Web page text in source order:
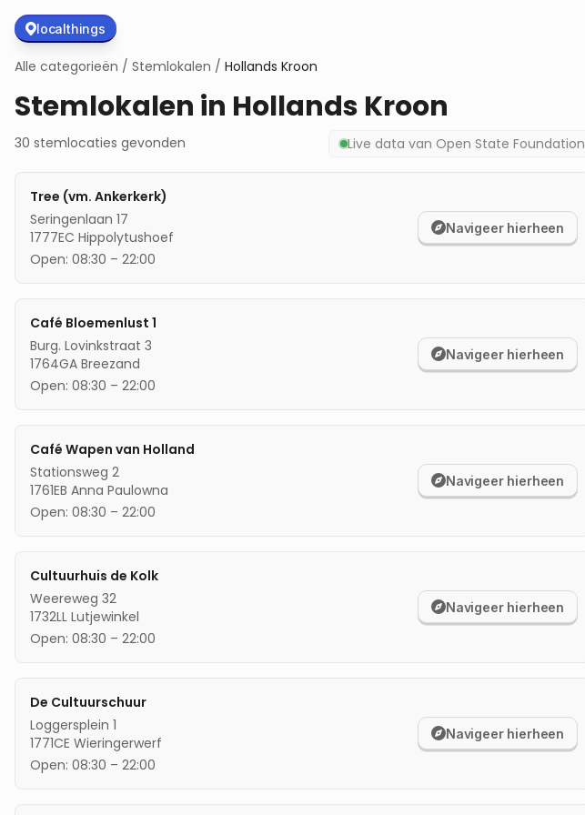
localthings
Alle categorieën / Stemlokalen / Hollands Kroon
Stemlokalen in Hollands Kroon
30 stemlocaties gevonden Live data van Open State Foundation
Tree (vm. Ankerkerk)
Seringenlaan 17
1777EC Hippolytushoef
Open: 08:30 – 22:00
Navigeer hierheen
Café Bloemenlust 1
Burg. Lovinkstraat 3
1764GA Breezand
Open: 08:30 – 22:00
Navigeer hierheen
Café Wapen van Holland
Stationsweg 2
1761EB Anna Paulowna
Open: 08:30 – 22:00
Navigeer hierheen
Cultuurhuis de Kolk
Weereweg 32
1732LL Lutjewinkel
Open: 08:30 – 22:00
Navigeer hierheen
De Cultuurschuur
Loggersplein 1
1771CE Wieringerwerf
Open: 08:30 – 22:00
Navigeer hierheen